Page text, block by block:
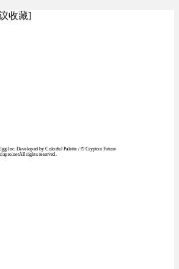
收藏]
Inc. Developed by Colorful Palette / © Crypton Future
rights reserved.